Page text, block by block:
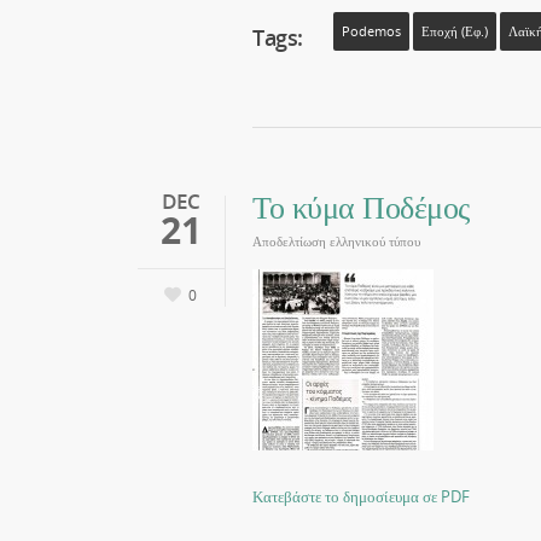
Tags: Podemos Εποχή (εφ.)
DEC
21
0
Το κύμα Ποδέμος
Αποδελτίωση ελληνικού τύπου
Κατεβάστε το δημοσίευμα σε PDF